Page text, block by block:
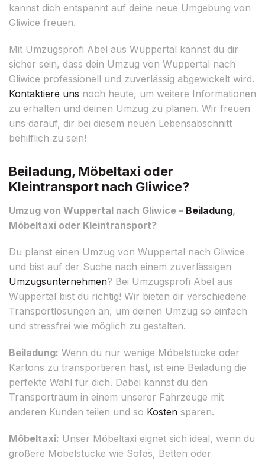
kannst dich entspannt auf deine neue Umgebung von
Gliwice freuen.
Mit Umzugsprofi Abel aus Wuppertal kannst du dir
sicher sein, dass dein Umzug von Wuppertal nach
Gliwice professionell und zuverlässig abgewickelt wird.
Kontaktiere uns noch heute, um weitere Informationen
zu erhalten und deinen Umzug zu planen. Wir freuen
uns darauf, dir bei diesem neuen Lebensabschnitt
behilflich zu sein!
Beiladung, Möbeltaxi oder
Kleintransport nach Gliwice?
Umzug von Wuppertal nach Gliwice – Beiladung,
Möbeltaxi oder Kleintransport?
Du planst einen Umzug von Wuppertal nach Gliwice
und bist auf der Suche nach einem zuverlässigen
Umzugsunternehmen? Bei Umzugsprofi Abel aus
Wuppertal bist du richtig! Wir bieten dir verschiedene
Transportlösungen an, um deinen Umzug so einfach
und stressfrei wie möglich zu gestalten.
Beiladung: Wenn du nur wenige Möbelstücke oder
Kartons zu transportieren hast, ist eine Beiladung die
perfekte Wahl für dich. Dabei kannst du den
Transportraum in einem unserer Fahrzeuge mit
anderen Kunden teilen und so Kosten sparen.
Möbeltaxi: Unser Möbeltaxi eignet sich ideal, wenn du
größere Möbelstücke wie Sofas, Betten oder